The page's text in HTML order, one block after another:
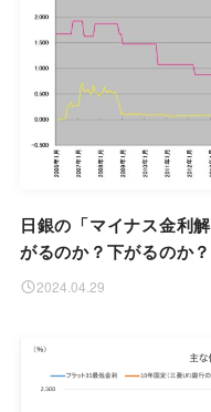
日銀の「マイナス金利
がるのか？下がるのか？
2024.04.29